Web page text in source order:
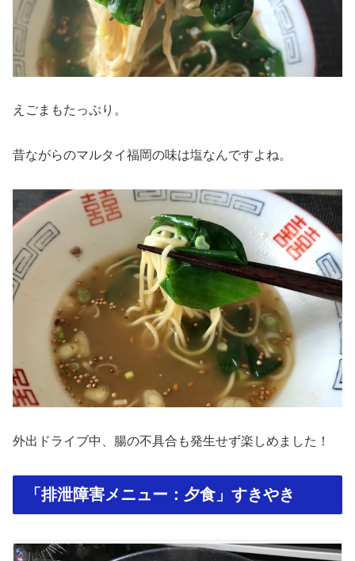
えごまもたっぷり。
昔ながらのマルタイ福岡の味は塩なんですよね。
外出ドライブ中、腸の不具合も発生せず楽しめました！
「排泄障害メニュー：夕食」すきやき